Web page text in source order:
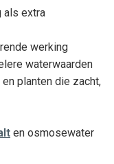
als extra
werking
waterwaarden
planten die zacht,
en osmosewater